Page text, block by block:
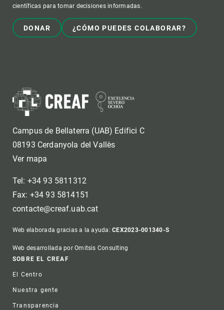
científicas para tomar decisiones informadas.
DONAR ¿CÓMO PUEDES COLABORAR?
Campus de Bellaterra (UAB) Edifici C
08193 Cerdanyola del Vallès
Ver mapa
Tel: +34 93 5811312
Fax: +34 93 5814151
contacte@creaf.uab.cat
Web elaborada gracias a la ayuda:CEX2023-001340-S
Web desarrollada por Omitsis Consulting
Footer
SOBRE EL CREAF
El Centro
Nuestra gente
Transparencia